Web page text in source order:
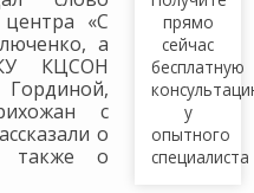
центра «С
а
КЦСОН
с
о
также о
прямо
сейчас
бесплатную
у
опытного
специалиста